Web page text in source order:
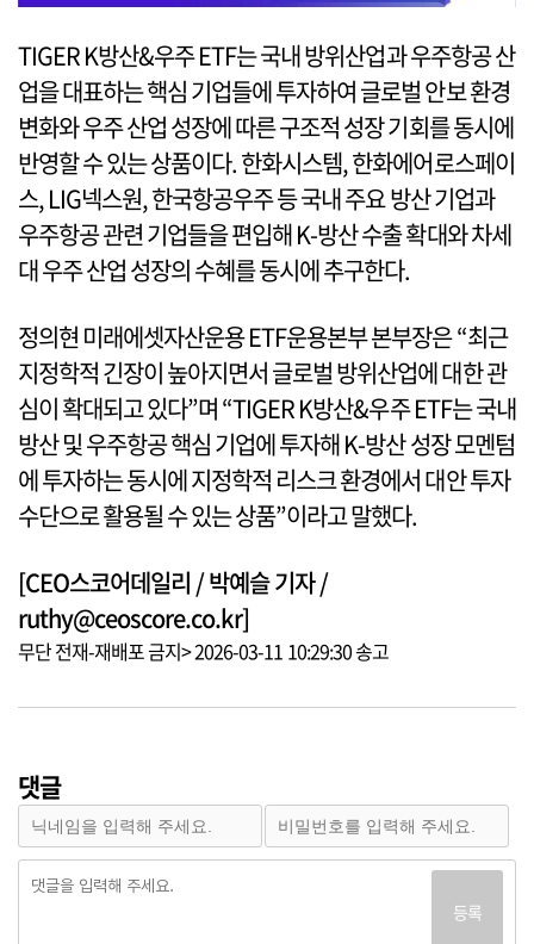
TIGER K방산&우주 ETF는 국내 방위산업과 우주항공 산
업을 대표하는 핵심 기업들에 투자하여 글로벌 안보 환경
변화와 우주 산업 성장에 따른 구조적 성장 기회를 동시에
반영할 수 있는 상품이다. 한화시스템, 한화에어로스페이
스, LIG넥스원, 한국항공우주 등 국내 주요 방산 기업과
우주항공 관련 기업들을 편입해 K-방산 수출 확대와 차세
대 우주 산업 성장의 수혜를 동시에 추구한다.
정의현 미래에셋자산운용 ETF운용본부 본부장은 “최근
지정학적 긴장이 높아지면서 글로벌 방위산업에 대한 관
심이 확대되고 있다”며 “TIGER K방산&우주 ETF는 국내
방산 및 우주항공 핵심 기업에 투자해 K-방산 성장 모멘텀
에 투자하는 동시에 지정학적 리스크 환경에서 대안 투자
수단으로 활용될 수 있는 상품”이라고 말했다.
[CEO스코어데일리 / 박예슬 기자 /
ruthy@ceoscore.co.kr]
무단 전재-재배포 금지> 2026-03-11 10:29:30 송고
댓글
등록